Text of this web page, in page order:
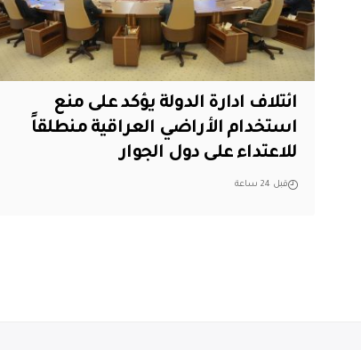
ائتلاف ادارة الدولة يؤكد على منع
استخدام الأراضي العراقية منطلقاً
للاعتداء على دول الجوار
قبل 24 ساعة